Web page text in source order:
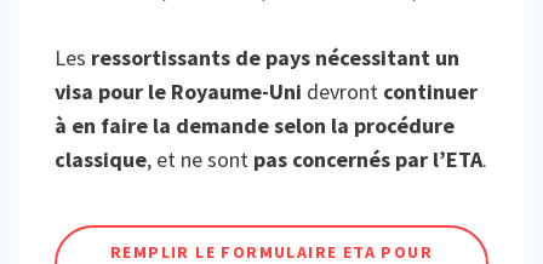
Les ressortissants de pays nécessitant un
visa pour le Royaume-Uni devront continuer
à en faire la demande selon la procédure
classique, et ne sont pas concernés par l’ETA.
REMPLIR LE FORMULAIRE ETA POUR